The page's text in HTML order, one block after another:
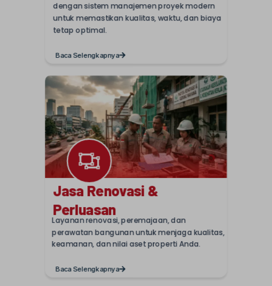
dengan sistem manajemen proyek modern
untuk memastikan kualitas, waktu, dan biaya
tetap optimal.
Baca Selengkapnya
Jasa Renovasi &
Perluasan
Layanan renovasi, peremajaan, dan
perawatan bangunan untuk menjaga kualitas,
keamanan, dan nilai aset properti Anda.
Baca Selengkapnya